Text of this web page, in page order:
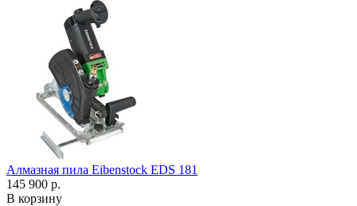
Алмазная пила Eibenstock EDS 181
145 900 р.
В корзину